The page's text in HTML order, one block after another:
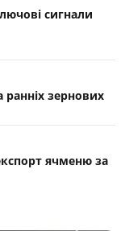
cигнали
зернових
ячменю за